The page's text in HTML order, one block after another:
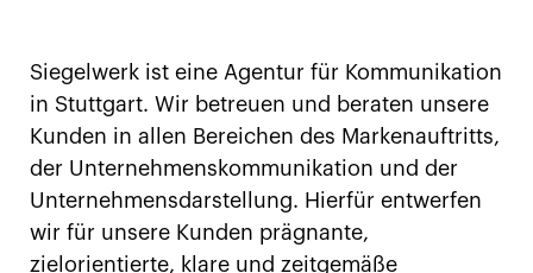
Siegelwerk ist eine Agentur für Kommunikation
in Stuttgart. Wir betreuen und beraten unsere
Kunden in allen Bereichen des Markenauftritts,
der Unternehmenskommunikation und der
Unternehmensdarstellung. Hierfür entwerfen
wir für unsere Kunden prägnante,
zielorientierte, klare und zeitgemäße